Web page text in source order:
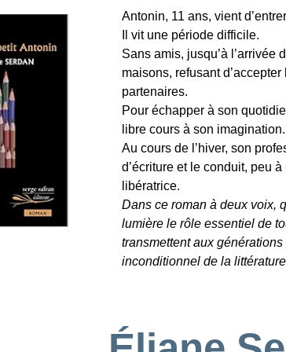
Antonin, 11 ans, vient
Il vit une période difficile.
Sans amis, jusqu’à l’arrivée
maisons, refusant
partenaires.
Pour échapper à son
libre cours à son imagination.
Au cours de l’hiver, son
d’écriture et le conduit, peu
libératrice.
Dans ce roman à deux voix,
lumière le rôle essentiel de
transmettent aux
inconditionnel de la